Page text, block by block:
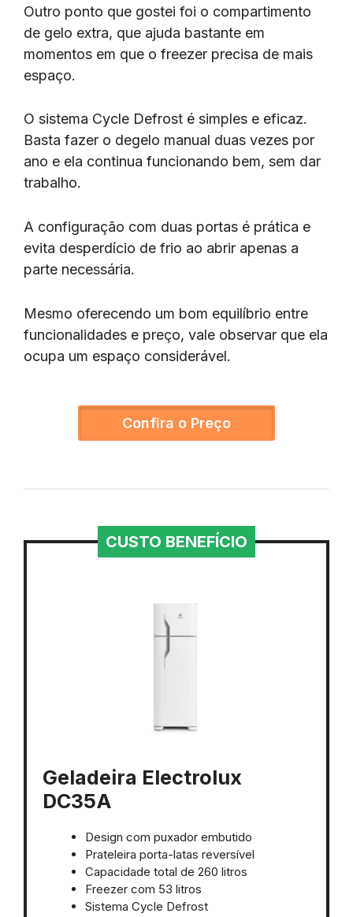
Outro ponto que gostei foi o compartimento
de gelo extra, que ajuda bastante em
momentos em que o freezer precisa de mais
espaço.
O sistema Cycle Defrost é simples e eficaz.
Basta fazer o degelo manual duas vezes por
ano e ela continua funcionando bem, sem dar
trabalho.
A configuração com duas portas é prática e
evita desperdício de frio ao abrir apenas a
parte necessária.
Mesmo oferecendo um bom equilíbrio entre
funcionalidades e preço, vale observar que ela
ocupa um espaço considerável.
Confira o Preço
CUSTO BENEFÍCIO
Geladeira Electrolux
DC35A
Design com puxador embutido
Prateleira porta-latas reversível
Capacidade total de 260 litros
Freezer com 53 litros
Sistema Cycle Defrost